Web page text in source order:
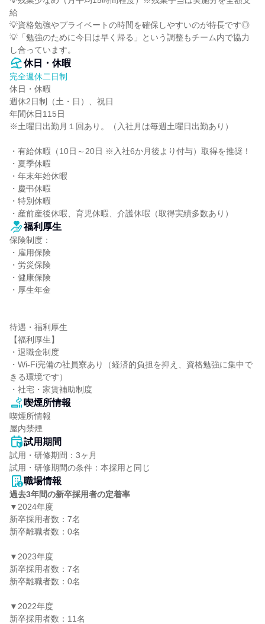
給
💡資格勉強やプライベートの時間を確保しやすいのが特長です◎
💡「勉強のために今日は早く帰る」という調整もチーム内で協力
し合っています。
休日・休暇
完全週休二日制
休日・休暇
週休2日制（土・日）、祝日
年間休日115日
※土曜日出勤月１回あり。（入社月は毎週土曜日出勤あり）
・有給休暇（10日～20日 ※入社6か月後より付与）取得を推奨！
・夏季休暇
・年末年始休暇
・慶弔休暇
・特別休暇
・産前産後休暇、育児休暇、介護休暇（取得実績多数あり）
福利厚生
保険制度：
・雇用保険
・労災保険
・健康保険
・厚生年金
待遇・福利厚生
【福利厚生】
・退職金制度
・Wi-Fi完備の社員寮あり（経済的負担を抑え、資格勉強に集中で
きる環境です）
・社宅・家賃補助制度
喫煙所情報
喫煙所情報
屋内禁煙
試用期間
試用・研修期間：3ヶ月
職場情報
過去3年間の新卒採用者の定着率
▼2024年度
新卒採用者数：7名
新卒離職者数：0名
▼2023年度
新卒採用者数：7名
新卒離職者数：0名
▼2022年度
新卒採用者数：11名